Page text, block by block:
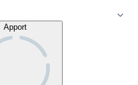
Apport